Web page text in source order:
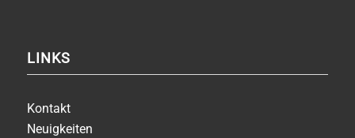
LINKS
Kontakt
Neuigkeiten